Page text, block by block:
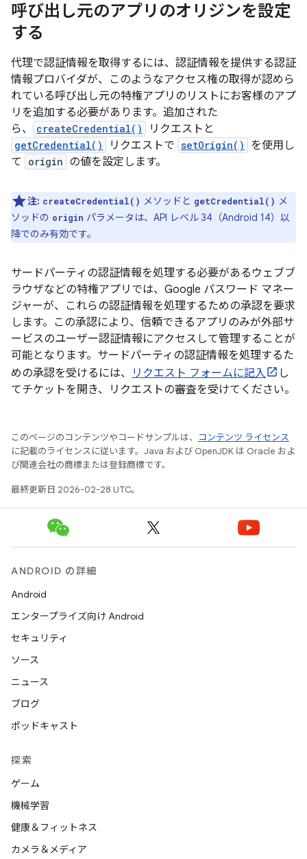
呼び出し元のアプリのオリジンを設定
する
代理で認証情報を取得するには、認証情報を提供する認証
情報プロバイダが、このようなアクセス権の取得が認めら
れている呼び出し元の特権アプリのリストにお客様のアプ
リを追加する必要があります。追加された
ら、
createCredential() リクエストと
getCredential() リクエストで setOrigin()
を使用し
て
origin の値を設定します。
注: createCredential() メソッドと getCredential() メ
ソッドの origin パラメータは、API レベル 34（Android 14）以
降でのみ有効です。
サードパーティの認証情報を処理する必要があるウェブブ
ラウザなどの特権アプリでは、Google パスワード マネー
ジャーが、これらの認証情報を処理するための承認を要求
します。この承認により、信頼できるアプリのみが外部サ
ービスのユーザー認証情報にアクセスして管理することが
可能となります。サードパーティの認証情報を処理するた
めの承認を受けるには、
リクエスト フォームに記入
し
てチケットを開き、リクエストの審査を受けてください。
このページのコンテンツやコードサンプルは、
コンテンツ ライセンス
に記載のライセンスに従います。Java および OpenJDK は Oracle およ
び関連会社の商標または登録商標です。
最終更新日 2026-02-28 UTC。
ANDROID の詳細
Android
エンタープライズ向け Android
セキュリティ
ソース
ニュース
ブログ
ポッドキャスト
探索
ゲーム
機械学習
健康＆フィットネス
カメラ＆メディア